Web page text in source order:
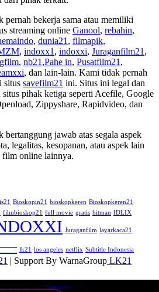
pernah bekerja sama atau memiliki
streaming online Ganool, rebahin,
, dunia21 , filmapik,
, indoxx1 , indoxxi, Juraganfilm21 ,
, nb21 ,Pahe in, Pusatfilm21 ,
, dan lain-lain. Kami tidak pernah
situs savefilm21 ini. Situs ini legal dan
situs pihak ketiga seperti Acefile, Google
Zippyshare, Rapidvideo, dan
bertanggung jawab atas segala aspek
legalitas, kesopanan, atau aspek lain
film online lainnya.
Bioskopin21 bioskopkeren Bioskopkeren21
filmbioskop21 full movie gratis hitman IDLIX
Juraganfilm layarkaca21
— lk21 los angeles netflix Subtitle Indonesia
| Support By WarnaGroup LK21